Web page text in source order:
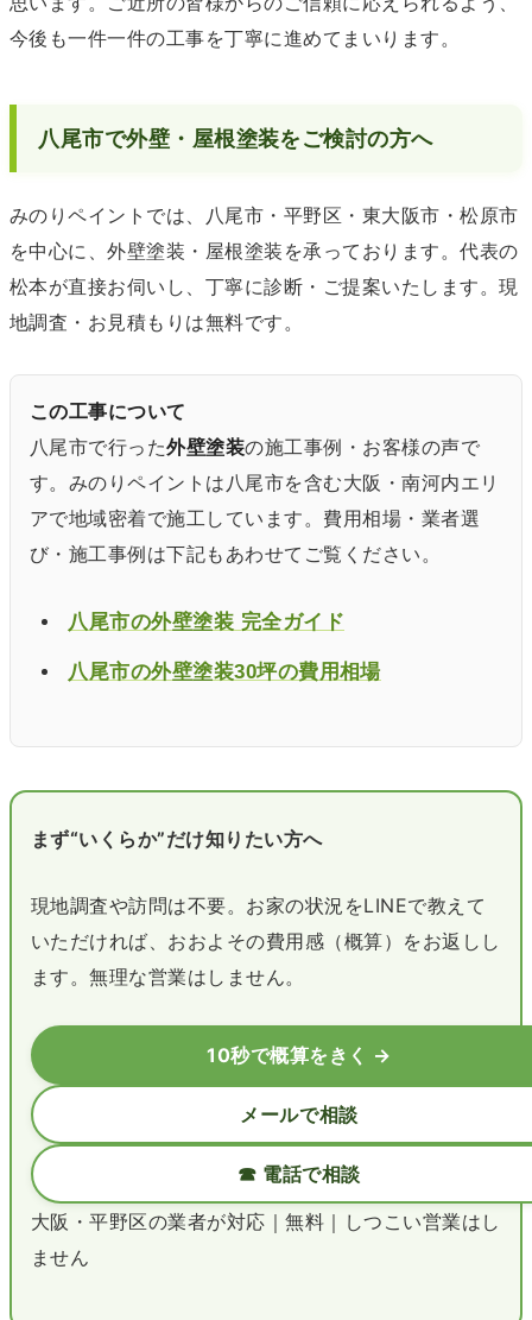
今後も一件一件の工事を丁寧に進めてまいります。
八尾市で外壁・屋根塗装をご検討の方へ
みのりペイントでは、八尾市・平野区・東大阪市・松原市
を中心に、外壁塗装・屋根塗装を承っております。代表の
松本が直接お伺いし、丁寧に診断・ご提案いたします。現
地調査・お見積もりは無料です。
この工事について
八尾市で行った外壁塗装の施工事例・お客様の声で
す。みのりペイントは八尾市を含む大阪・南河内エリ
アで地域密着で施工しています。費用相場・業者選
び・施工事例は下記もあわせてご覧ください。
八尾市の外壁塗装 完全ガイド
八尾市の外壁塗装30坪の費用相場
まず“いくらか”だけ知りたい方へ
現地調査や訪問は不要。お家の状況をLINEで教えて
いただければ、おおよその費用感（概算）をお返しし
ます。無理な営業はしません。
10秒で概算をきく →
メールで相談
☎ 電話で相談
大阪・平野区の業者が対応｜無料｜しつこい営業はし
ません